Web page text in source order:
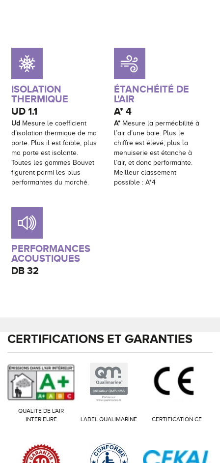
ISOLATION
THERMIQUE
UD1.1
Ud Mesure le coefficient
d’isolation thermique de ma
porte. Plus il est faible, plus
ma porte est isolante.
Toutes les gammes Bouvet
figurent parmi les plus
performantes du marché.
ÉTANCHÉITÉ DE
L'AIR
A*4
A* Mesure la perméabilité à
l’air d’une baie. Plus le
chiffre est élevé, plus la
menuiserie est étanche à
l’air, et donc performante.
Meilleur classement
possible : A*4
PERFORMANCES
ACOUSTIQUES
DB32
CERTIFICATIONS ET GARANTIES
QUALITE DE L'AIR
INTERIEURE
LABEL QUALIMARINE CERTIFICATION CE